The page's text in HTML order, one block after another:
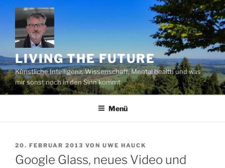
Zum
Inhalt
springen
LIVING THE FUTURE
Künstliche Intelligenz, Wissenschaft, Mental health und was
mir sonst noch in den Sinn kommt
Menü
VERÖFFENTLICHT
AM
20. FEBRUAR 2013 VON UWE HAUCK
Google Glass, neues Video und